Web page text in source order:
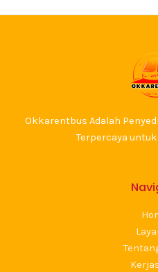
Okkarentbus Adalah
Terpercaya